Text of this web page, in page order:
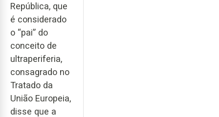
República, que
é considerado
o “pai” do
conceito de
ultraperiferia,
consagrado no
Tratado da
União Europeia,
disse que a